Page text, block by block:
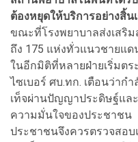
ต้องหยุดให้บริการอย่างสิ้น
ขณะที่โรงพยาบาลส่งเสริ
ถึง 175 แห่งทั่วแนวชายแด
ในอีกมิติที่หลายฝ่ายเริ่มต
ไซเบอร์ ศบ.ทก. เตือนว่าก
เท็จผ่านปัญญาประดิษฐ์แล
ความมั่นใจของประชาชน
ประชาชนจึงควรตรวจสอ